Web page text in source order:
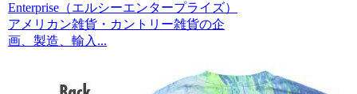
Enterprise（エルシーエンタープライズ）
アメリカン雑貨・カントリー雑貨の企
画、製造、輸入...